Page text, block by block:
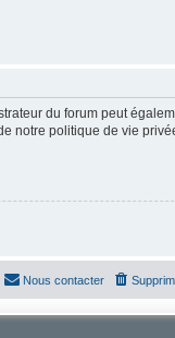
du forum peut
notre politique de vie
Nous contacter